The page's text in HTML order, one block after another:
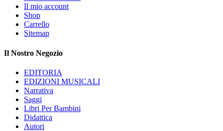
Il mio account
Shop
Carrello
Sitemap
Il Nostro Negozio
EDITORIA
EDIZIONI MUSICALI
Narrativa
Saggi
Libri Per Bambini
Didattica
Autori